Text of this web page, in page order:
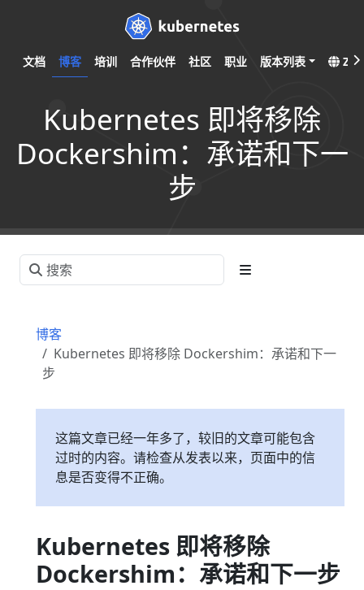
文档 博客 培训 合作伙伴 社区 职业 版本列表
Kubernetes 即将移除
Dockershim：承诺和下一
步
博客
Kubernetes 即将移除 Dockershim：承诺和下一
步
这篇文章已经一年多了，较旧的文章可能包含
过时的内容。请检查从发表以来，页面中的信
息是否变得不正确。
Kubernetes 即将移除
Dockershim：承诺和下一步